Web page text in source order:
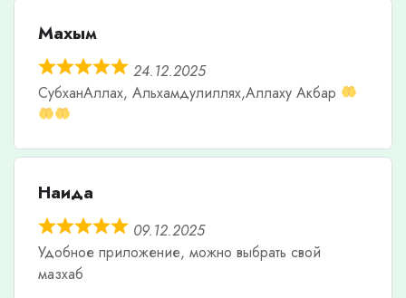
Махым
24.12.2025
СубханАллах, Альхамдулиллях,Аллаху Акбар
Наида
09.12.2025
Удобное приложение, можно выбрать свой
мазхаб